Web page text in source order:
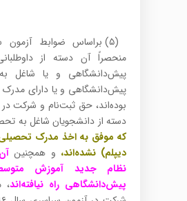
منحصراً آن دسته از
پیش‌دانشگاهی و یا شاغل
پیش‌دانشگاهی و یا دارای مدرک
بوده‌اند، حق ثبت‌نام و شرکت در
دسته از دانشجویان شاغل به
که موفق به اخذ مدرک تحصیلی
دیپلم) نشده‌اند، و همچنین
نظام جدید آموزش
پیش‌دانشگاهی راه نیافته‌اند،